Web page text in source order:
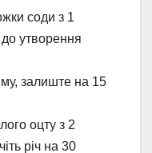
соди з 1
утворення
залиште на 15
оцту з 2
річ на 30